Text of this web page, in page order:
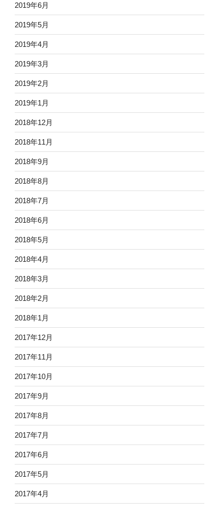
2019年6月
2019年5月
2019年4月
2019年3月
2019年2月
2019年1月
2018年12月
2018年11月
2018年9月
2018年8月
2018年7月
2018年6月
2018年5月
2018年4月
2018年3月
2018年2月
2018年1月
2017年12月
2017年11月
2017年10月
2017年9月
2017年8月
2017年7月
2017年6月
2017年5月
2017年4月